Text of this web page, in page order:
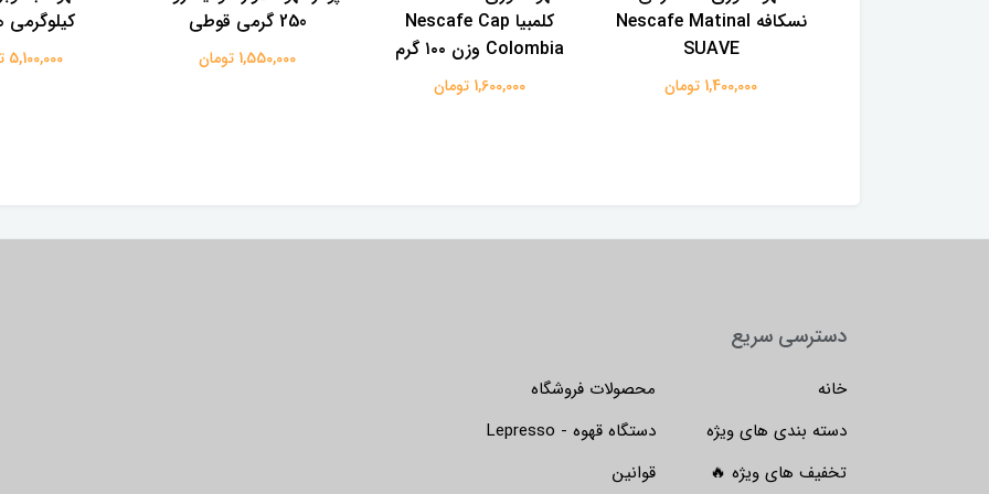
نسکافه Nescafe Matinal
SUAVE
1,400,000 تومان
کلمبیا Nescafe Cap
Colombia وزن ۱۰۰ گرم
1,600,000 تومان
250 گرمی قوطی
1,550,000 تومان 5,100,000 تومان
دسترسی سریع
خانه
محصولات فروشگاه
دسته بندی های ویژه
دستگاه قهوه - Lepresso
تخفیف های ویژه 🔥
قوانین